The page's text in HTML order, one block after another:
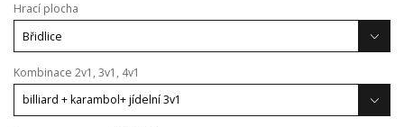
Hrací plocha
Kombinace 2v1, 3v1, 4v1